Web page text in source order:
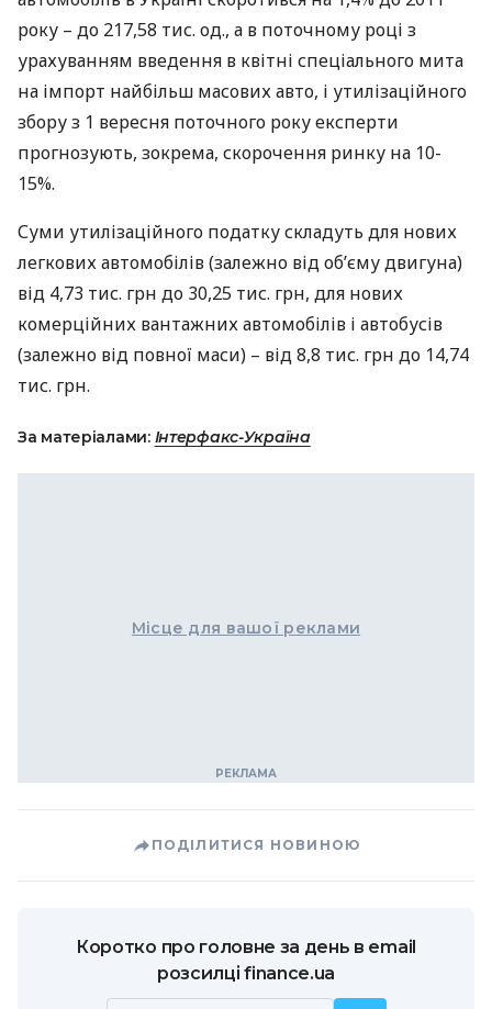
року – до 217,58 тис. од., а в поточному році з
урахуванням введення в квітні спеціального мита
на імпорт найбільш масових авто, і утилізаційного
збору з 1 вересня поточного року експерти
прогнозують, зокрема, скорочення ринку на 10-
15%.
Суми утилізаційного податку складуть для нових
легкових автомобілів (залежно від об’єму двигуна)
від 4,73 тис. грн до 30,25 тис. грн, для нових
комерційних вантажних автомобілів і автобусів
(залежно від повної маси) – від 8,8 тис. грн до 14,74
тис. грн.
За матеріалами: Інтерфакс-Україна
Місце для вашої реклами
ПОДІЛИТИСЯ НОВИНОЮ
Коротко про головне за день в email
розсилці finance.ua